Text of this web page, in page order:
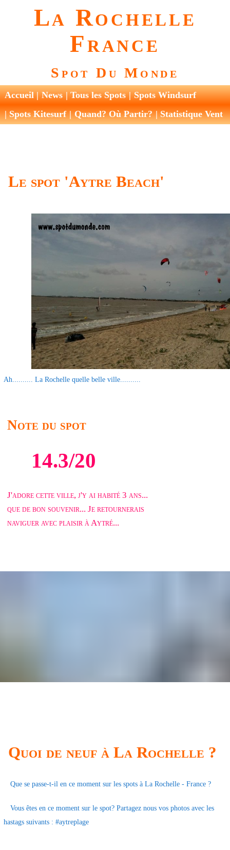
La Rochelle
France
Spot Du Monde
Accueil News Tous les Spots
Spots Windsurf
Spots Kitesurf
Quand? Où Partir? Statistique Vent
Le spot 'Aytre Beach'
Ah.......... La Rochelle quelle belle ville..........
Note du spot
14.3/20
J'adore cette ville, j'y ai habité 3 ans...
que de bon souvenir... Je retournerais
naviguer avec plaisir à Aytré...
Quoi de neuf à La Rochelle ?
Que se passe-t-il en ce moment sur les spots à La Rochelle - France ?
Vous êtes en ce moment sur le spot? Partagez nous vos photos avec les
hastags suivants : #aytreplage